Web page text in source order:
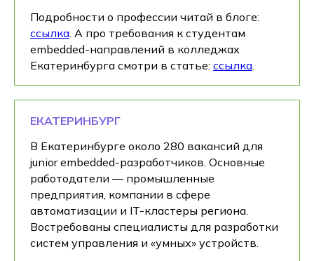
Подробности о профессии читай в блоге:
ссылка. А про требования к студентам
embedded-направлений в колледжах
Екатеринбурга смотри в статье: ссылка.
ЕКАТЕРИНБУРГ
В Екатеринбурге около 280 вакансий для
junior embedded-разработчиков. Основные
работодатели — промышленные
предприятия, компании в сфере
автоматизации и IT-кластеры региона.
Востребованы специалисты для разработки
систем управления и «умных» устройств.